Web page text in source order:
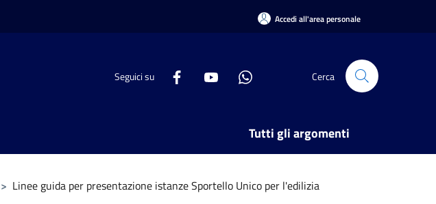
Accedi all'area personale
Seguici su Cerca
Tutti gli argomenti
> Linee guida per presentazione istanze Sportello Unico per l'edilizia